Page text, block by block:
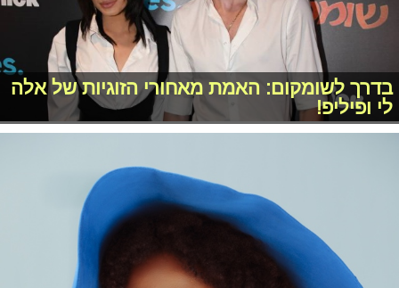
בדרך לשומקום: האמת מאחורי הזוגיות של אלה
לי ופיליפ!